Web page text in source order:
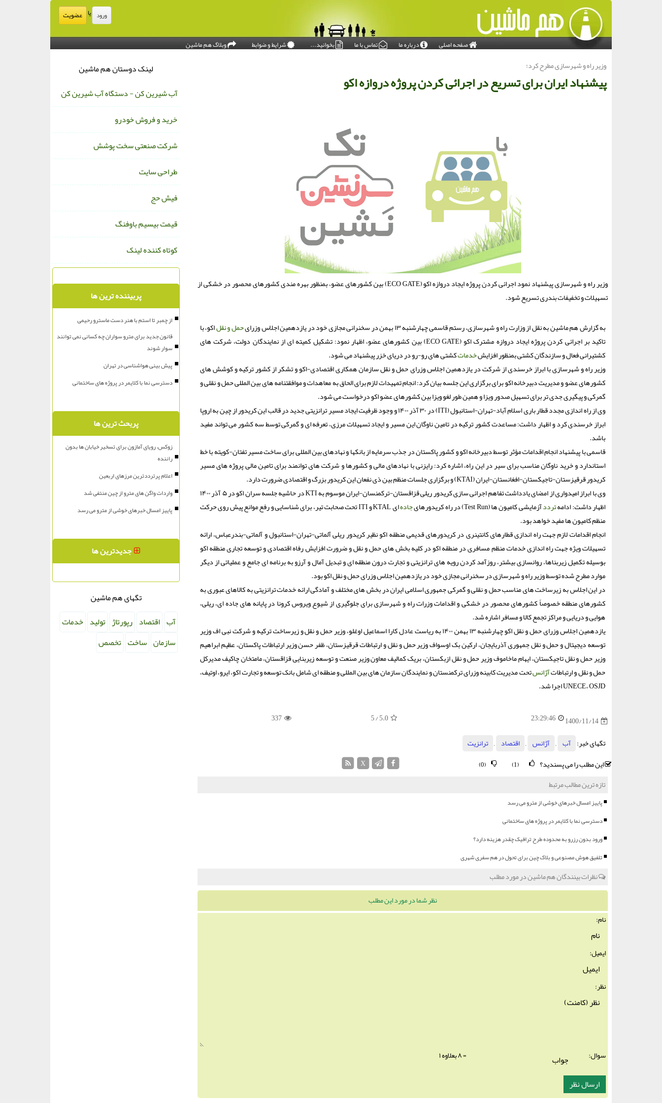
ورود یا عضویت
صفحه اصلی درباره ما تماس با ما بخوانید... شرایط و ضوابط
وبلاگ هم ماشین
وزیر راه و شهرسازی مطرح كرد؛
پیشنهاد ایران برای تسریع در اجرائی کردن پروژه دروازه اکو
وزیر راه و شهرسازی پیشنهاد نمود اجرائی کردن پروژه ایجاد دروازه اکو (ECO GATE) بین کشورهای عضو، بمنظور بهره مندی کشورهای محصور در خشکی از
تسهیلات و تخفیفات بندری تسریع شود.
به گزارش هم ماشین به نقل از وزارت راه و شهرسازی، رستم قاسمی چهارشنبه ۱۳ بهمن در سخنرانی مجازی خود در یازدهمین اجلاس وزرای حمل و نقلاکو، با
تاکید بر اجرائی کردن پروژه ایجاد دروازه مشترک اکو (ECO GATE) بین کشورهای عضو، اظهار نمود: تشکیل کمیته ای از نمایندگان دولت، شرکت های
کشتیرانی فعال و سازندگان کشتی بمنظور افزایشخدماتکشتی های رو-رو در دریای خزر پیشنهاد می شود.
وزیر راه و شهرسازی با ابراز خرسندی از شرکت در یازدهمین اجلاس وزرای حمل و نقل سازمان همکاری اقتصادی-اکو و تشکر از کشور ترکیه و کوشش های
کشورهای عضو و مدیریت دبیرخانه اکو برای برگزاری این جلسه بیان کرد: انجام تمهیدات لازم برای الحاق به معاهدات و موافقتنامه های بین المللی حمل و نقلی و
گمرکی و پیگیری جدی تر برای تسهیل صدور ویزا و همین طور لغو ویزا بین کشورهای عضو اکو درخواست می شود.
وی از راه اندازی مجدد قطار باری اسلام آباد-تهران-استانبول (ITI) در ۳۰ آذر ۱۴۰۰ و وجود ظرفیت ایجاد مسیر ترانزیتی جدید در قالب این کریدور از چین به اروپا
ابراز خرسندی کرد و اظهار داشت: مساعدت کشور ترکیه در تامین ناوگان این مسیر و ایجاد تسهیلات مرزی، تعرفه ای و گمرکی توسط سه کشور می تواند مفید
باشد.
قاسمی با پیشنهاد انجام اقدامات مؤثر توسط دبیرخانه اکو و کشور پاکستان در جذب سرمایه از بانکها و نهادهای بین المللی برای ساخت مسیر تفتان-کویته با خط
استاندارد و خرید ناوگان مناسب برای سیر در این راه، اشاره کرد: رایزنی با نهادهای مالی و کشورها و شرکت های توانمند برای تامین مالی پروژه های مسیر
کریدور قرقیزستان-تاجیکستان-افغانستان-ایران (KTAI) و برگزاری جلسات منظم بین ذی نفعان این کریدور بزرگ و اقتصادی ضرورت دارد.
وی با ابراز امیدواری از امضای یادداشت تفاهم اجرائی سازی کریدور ریلی قزاقستان-ترکمنسان-ایران موسوم به KTI در حاشیه جلسه سران اکو در ۵ آذر ۱۴۰۰
اظهار داشت: ادامهترددآزمایشی کامیون ها (Test Run) در راه کریدورهای جاده
ای KTAL و ITI تحت صحابت تیر، برای شناسایی و رفع موانع پیش روی حرکت
منظم کامیون ها مفید خواهد بود.
انجام اقدامات لازم جهت راه اندازی قطارهای کانتینری در کریدورهای قدیمی منطقه اکو نظیر کریدور ریلی آلماتی-تهران-استانبول و آلماتی-بندرعباس، ارائه
تسهیلات ویژه جهت راه اندازی خدمات منظم مسافری در منطقه اکو در کلیه بخش های حمل و نقل و ضرورت افزایش رفاه اقتصادی و توسعه تجاری منطقه اکو
بوسیله تکمیل زیربناها، روانسازی بیشتر، روزآمد کردن رویه های ترانزیتی و تجارت درون منطقه ای و تبدیل آمال و آرزو به برنامه ای جامع و عملیاتی از دیگر
موارد مطرح شده توسط وزیر راه و شهرسازی در سخنرانی مجازی خود در یازدهمین اجلاس وزرای حمل و نقل اکو بود.
در این اجلاس به زیرساخت های مناسب حمل و نقلی و گمرکی جمهوری اسلامی ایران در بخش های مختلف و آمادگی ارائه خدمات ترانزیتی به کالاهای عبوری به
کشورهای منطقه خصوصاً کشورهای محصور در خشکی و اقدامات وزرات راه و شهرسازی برای جلوگیری از شیوع ویروس کرونا در پایانه های جاده ای، ریلی،
هوایی و دریایی و مراکز تجمع کالا و مسافر اشاره شد.
یازدهمین اجلاس وزرای حمل و نقل اکو چهارشنبه ۱۳ بهمن ۱۴۰۰ به ریاست عادل کارا اسماعیل اوغلو، وزیر حمل و نقل و زیرساخت ترکیه و شرکت نبی اف وزیر
توسعه دیجیتال و حمل و نقل جمهوری آذربایجان، ارکین بک اوسواف وزیر حمل و نقل و ارتباطات قرقیزستان، ظفر حسن وزیر ارتباطات پاکستان، عظیم ابراهیم
وزیر حمل و نقل تاجیکستان، ایهام ماخاموف وزیر حمل و نقل ازبکستان، بریک کمالیف معاون وزیر صنعت و توسعه زیربنایی قزاقستان، مامتخان چاکیف مدیرکل
حمل و نقل و ارتباطاتآژانستحت مدیریت کابینه وزرای ترکمنستان و نمایندگان سازمان های بین المللی و منطقه ای شامل بانک توسعه و تجارت اکو، ایرو، اوتیف،
UNECE، OSJD اجرا شد.
1400/11/14
23:29:46
5.0
/ 5
337
تگهای خبر: آب , آژانس , اقتصاد , ترانزیت
این مطلب را می پسندید؟
(1)
(0)
X
تازه ترین مطالب مرتبط
پاییز امسال خبرهای خوشی از مترو می رسد
دسترسی نما با کلایمر در پروژه های ساختمانی
ورود بدون رزرو به محدوده طرح ترافیک چقدر هزینه دارد؟
تلفیق هوش مصنوعی و بلاک چین برای تحول در هم سفری شهری
نظرات بینندگان هم ماشین در مورد مطلب
نظر شما در مورد این مطلب
نام:
ایمیل:
نظر:
سوال: = ۸ بعلاوه ۱
لینک دوستان هم ماشین
آب شیرین کن - دستگاه آب شیرین کن
خرید و فروش خودرو
شرکت صنعتی سخت پوشش
طراحی سایت
فیش حج
قیمت بیسیم باوفنگ
کوتاه کننده لینک
پربیننده ترین ها
از چمبر تا استم با هنر دست ماسترو رحیمی
قانون جدید برای مترو سواران چه کسانی نمی توانند
سوار شوند
پیش بینی هواشناسی در تهران
دسترسی نما با کلایمر در پروژه های ساختمانی
پربحث ترین ها
زوکس، رویای آمازون برای تسخیر خیابان ها بدون
راننده
اعلام پرترددترین مرزهای اربعین
واردات واگن های مترو از چین منتفی شد
پاییز امسال خبرهای خوشی از مترو می رسد
جدیدترین ها
تگهای هم ماشین
آب اقتصاد رپورتاژ تولید خدمات
سازمان ساخت تخصص